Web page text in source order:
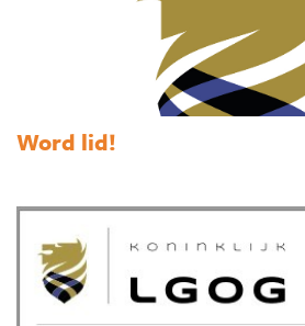
Word lid!